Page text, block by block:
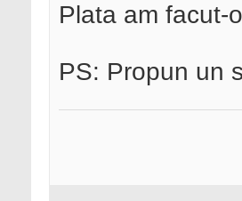
Plata am facut-
PS: Propun un